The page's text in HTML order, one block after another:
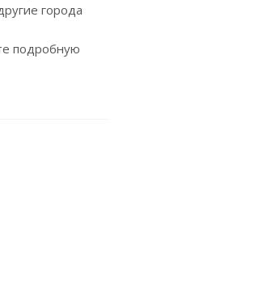
города
подробную